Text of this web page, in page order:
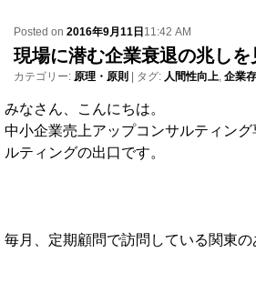
Posted on 2016年9月11日11:42 AM
現場に潜む企業衰退の兆しを
カテゴリー: 原理・原則 | タグ: 人間性向上 企業
みなさん、こんにちは。
中小企業売上アップコンサルティン
ルティングの出口です。
毎月、定期顧問で訪問している関東の